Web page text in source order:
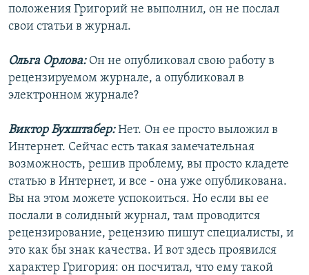
положения Григорий не выполнил, он не послал
свои статьи в журнал.
Ольга Орлова: Он не опубликовал свою работу в
рецензируемом журнале, а опубликовал в
электронном журнале?
Виктор Бухштабер:Нет. Он ее просто выложил в
Интернет. Сейчас есть такая замечательная
возможность, решив проблему, вы просто кладете
статью в Интернет, и все - она уже опубликована.
Вы на этом можете успокоиться. Но если вы ее
послали в солидный журнал, там проводится
рецензирование, рецензию пишут специалисты, и
это как бы знак качества. И вот здесь проявился
характер Григория: он посчитал, что ему такой